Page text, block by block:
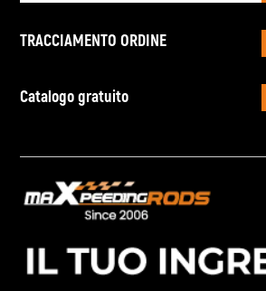
TRACCIAMENTO ORDINE
Catalogo gratuito